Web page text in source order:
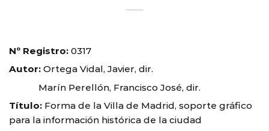
Nº Registro: 0317
Autor: Ortega Vidal, Javier, dir.
Marín Perellón, Francisco José, dir.
Título: Forma de la Villa de Madrid, soporte gráfico
para la información histórica de la ciudad